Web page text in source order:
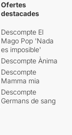
Ofertes
destacades
Descompte El
Mago Pop 'Nada
es imposible'
Descompte Ànima
Descompte
Mamma mia
Descompte
Germans de sang